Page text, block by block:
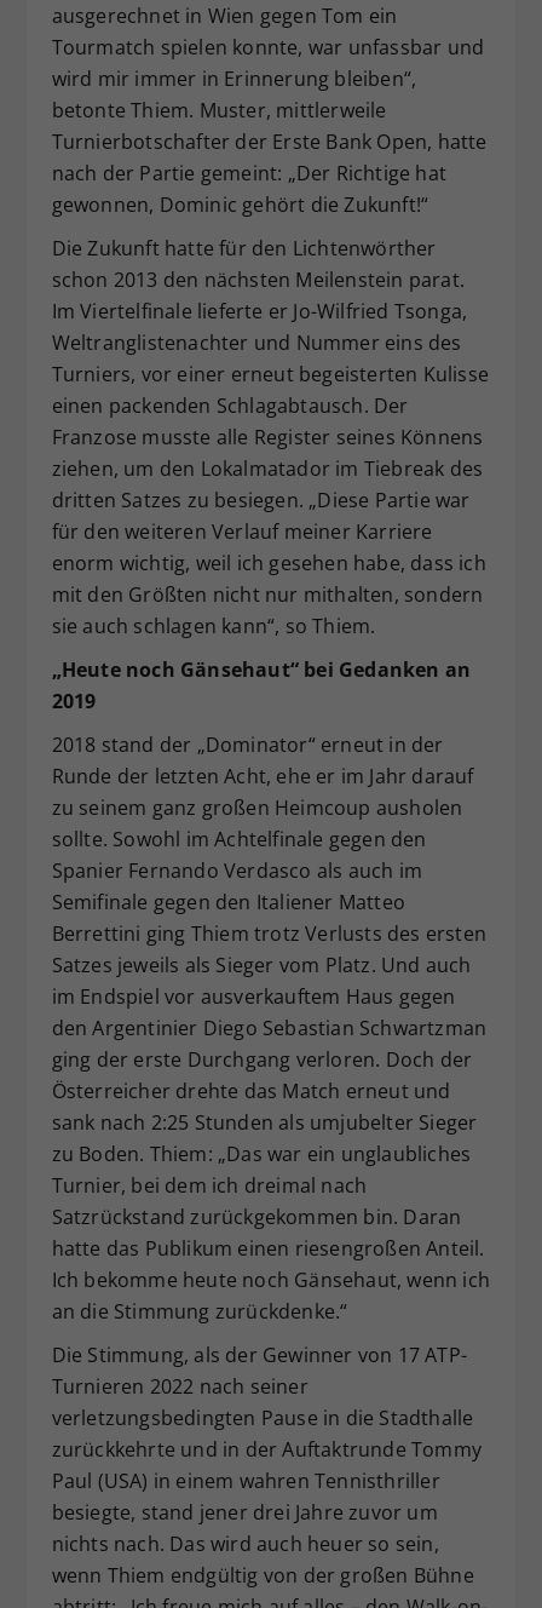
ausgerechnet in Wien gegen Tom ein
Tourmatch spielen konnte, war unfassbar und
wird mir immer in Erinnerung bleiben“,
betonte Thiem. Muster, mittlerweile
Turnierbotschafter der Erste Bank Open, hatte
nach der Partie gemeint: „Der Richtige hat
gewonnen, Dominic gehört die Zukunft!“
Die Zukunft hatte für den Lichtenwörther
schon 2013 den nächsten Meilenstein parat.
Im Viertelfinale lieferte er Jo-Wilfried Tsonga,
Weltranglistenachter und Nummer eins des
Turniers, vor einer erneut begeisterten Kulisse
einen packenden Schlagabtausch. Der
Franzose musste alle Register seines Könnens
ziehen, um den Lokalmatador im Tiebreak des
dritten Satzes zu besiegen. „Diese Partie war
für den weiteren Verlauf meiner Karriere
enorm wichtig, weil ich gesehen habe, dass ich
mit den Größten nicht nur mithalten, sondern
sie auch schlagen kann“, so Thiem.
„Heute noch Gänsehaut“ bei Gedanken an
2019
2018 stand der „Dominator“ erneut in der
Runde der letzten Acht, ehe er im Jahr darauf
zu seinem ganz großen Heimcoup ausholen
sollte. Sowohl im Achtelfinale gegen den
Spanier Fernando Verdasco als auch im
Semifinale gegen den Italiener Matteo
Berrettini ging Thiem trotz Verlusts des ersten
Satzes jeweils als Sieger vom Platz. Und auch
im Endspiel vor ausverkauftem Haus gegen
den Argentinier Diego Sebastian Schwartzman
ging der erste Durchgang verloren. Doch der
Österreicher drehte das Match erneut und
sank nach 2:25 Stunden als umjubelter Sieger
zu Boden. Thiem: „Das war ein unglaubliches
Turnier, bei dem ich dreimal nach
Satzrückstand zurückgekommen bin. Daran
hatte das Publikum einen riesengroßen Anteil.
Ich bekomme heute noch Gänsehaut, wenn ich
an die Stimmung zurückdenke.“
Die Stimmung, als der Gewinner von 17 ATP-
Turnieren 2022 nach seiner
verletzungsbedingten Pause in die Stadthalle
zurückkehrte und in der Auftaktrunde Tommy
Paul (USA) in einem wahren Tennisthriller
besiegte, stand jener drei Jahre zuvor um
nichts nach. Das wird auch heuer so sein,
wenn Thiem endgültig von der großen Bühne